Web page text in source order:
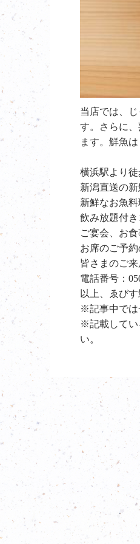
当店では、
す。さらに
ます。鮮魚
横浜駅より徒
新潟直送の
新鮮なお魚
飲み放題付
ご宴会、お
お席のご予
皆さまのご
電話番号：
以上、ゑびす
※記事中では
※記載してい
い。